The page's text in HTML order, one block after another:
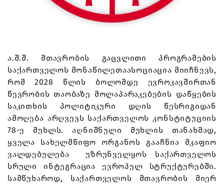
ა.შ.შ. მთავრობის გაცვლითი პროგრამების
საქართველოს მონაწილეთაასოციაცია მიიჩნევს,
რომ 2028 წლის ბოლომდე ევროკავშირთან
წევრობის თაობაზე მოლაპარაკებების დაწყების
საკითხის პოლიტიკური დღის წესრიგიდან
ამოღება არღვევს საქართველოს კონსტიტუციის
78-ე მუხლს. აღნიშნული მუხლის თანახმად,
ყველა სახელმწიფო ორგანოს გააჩნია მკაფიო
ვალდებულება უზრუნველყოს საქართველოს
სრული ინტეგრაცია ევროპულ სტრუქტურებში.
სამწუხაროდ, საქართველოს მთავრობის მიერ